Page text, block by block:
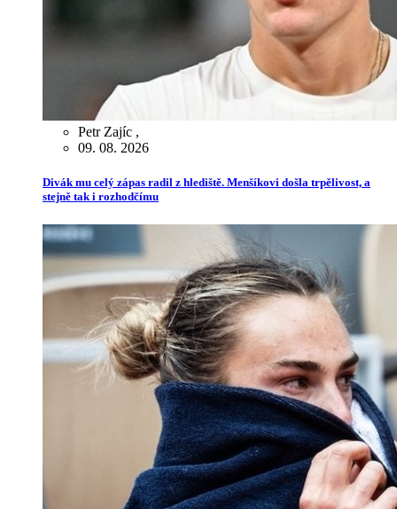
Petr Zajíc ,
09. 08. 2026
Divák mu celý zápas radil z hlediště. Menšíkovi došla trpělivost, a
stejně tak i rozhodčímu